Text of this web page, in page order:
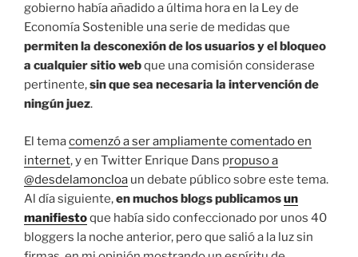
gobierno había añadido a última hora en la Ley de
Economía Sostenible una serie de medidas que
permiten la desconexión de los usuarios y el bloqueo
a cualquier sitio webque una comisión considerase
pertinente,sin que sea necesaria la intervención de
ningún juez.
El temacomenzó a ser ampliamente comentado en
internet, y en Twitter Enrique Dans propuso a
@desdelamoncloa un debate público sobre este tema.
Al día siguiente,en muchos blogs publicamosun
manifiestoque había sido confeccionado por unos 40
bloggers la noche anterior, pero que salió a la luz sin